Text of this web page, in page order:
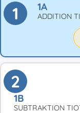
1 1A
ADDITION
2
1B
SUBTRAKTION